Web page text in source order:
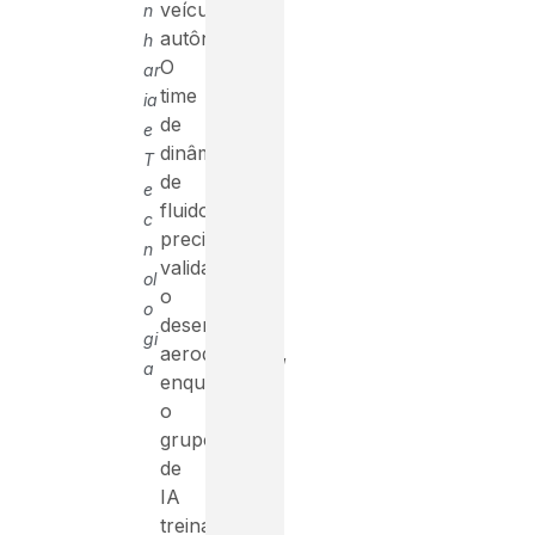
n
h
ar
ia
e
T
e
c
n
ol
o
gi
a
veículo
autônomo.
O
time
de
dinâmica
de
fluidos
precisa
validar
o
desempenho
aerodinâmico,
enquanto
o
grupo
de
IA
treina